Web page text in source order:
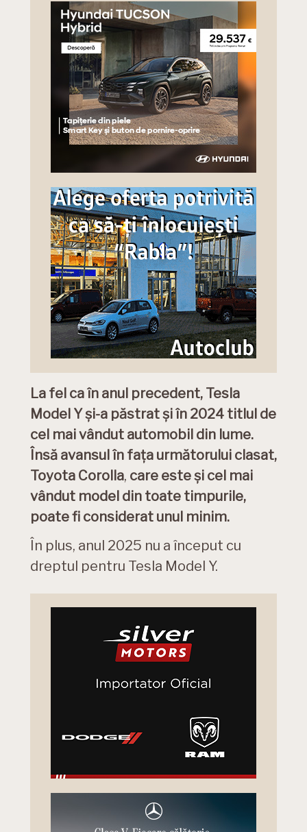
La fel ca în anul precedent, Tesla
Model Y și-a păstrat și în 2024 titlul de
cel mai vândut automobil din lume.
Însă avansul în fața următorului clasat,
Toyota Corolla, care este și cel mai
vândut model din toate timpurile,
poate fi considerat unul minim.
În plus, anul 2025 nu a început cu
dreptul pentru Tesla Model Y.